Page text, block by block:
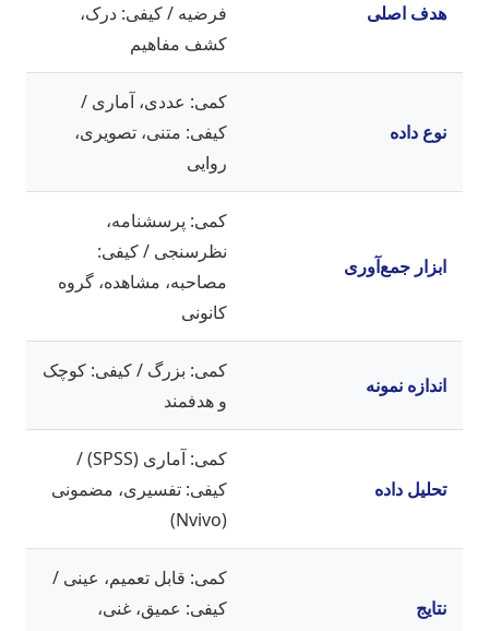
هدف اصلی
فرضیه / کیفی: درک،
کشف مفاهیم
نوع داده
کمی: عددی، آماری /
کیفی: متنی، تصویری،
روایی
ابزار جمع‌آوری
کمی: پرسشنامه،
نظرسنجی / کیفی:
مصاحبه، مشاهده، گروه
کانونی
اندازه نمونه
کمی: بزرگ / کیفی: کوچک
و هدفمند
تحلیل داده
کمی: آماری (SPSS) /
کیفی: تفسیری، مضمونی
(Nvivo)
نتایج
کمی: قابل تعمیم، عینی /
کیفی: عمیق، غنی،